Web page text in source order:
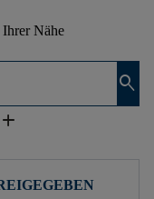
Nähe
search
add